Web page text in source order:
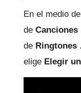
En el medio
de Canciones
de Ringtones .
elige Elegir